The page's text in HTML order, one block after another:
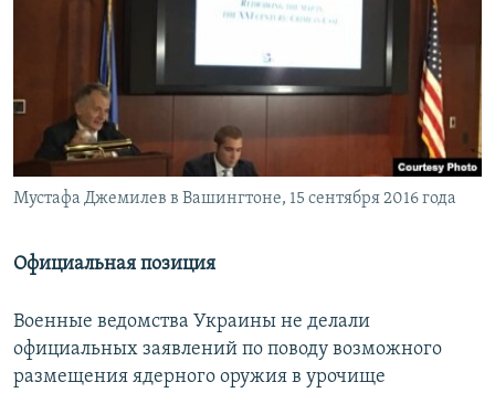
Мустафа Джемилев в Вашингтоне, 15 сентября 2016 года
Официальная позиция
Военные ведомства Украины не делали
официальных заявлений по поводу возможного
размещения ядерного оружия в урочище